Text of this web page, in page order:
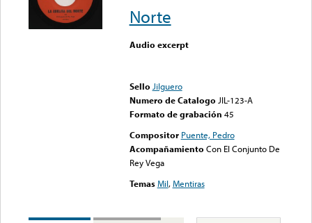
Norte
Audio excerpt
Sello Jilguero
Numero de Catalogo JIL-123-A
Formato de grabación 45
Compositor Puente, Pedro
Acompañamiento Con El Conjunto De
Rey Vega
Temas Mil,Mentiras